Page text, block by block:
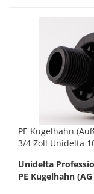
PE Kugelhahn
3/4 Zoll Unidelta
Unidelta
PE Kugelhahn